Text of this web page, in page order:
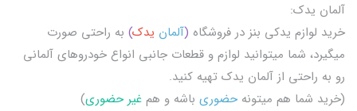
آلمان یدک:
خرید لوازم یدکی بنز در فروشگاه (آلمان یدک) به راحتی صورت
میگیرد، شما میتوانید لوازم و قطعات جانبی انواع خودروهای آلمانی
رو به راحتی از آلمان یدک تهیه کنید.
(خرید شما هم میتونه حضوری باشه و هم غیر حضوری)